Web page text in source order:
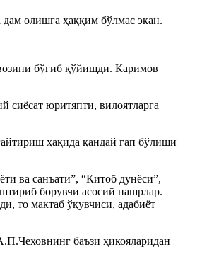
олишга ҳаққим бўлмас экан.
бўғиб қўйишди. Каримов
сиёсат юритяпти, вилоятларга
ҳақида қандай гап бўлиши
ва санъати”, “Китоб дунёси”,
борувчи асосий нашрлар.
то мактаб ўқувчиси, адабиёт
баъзи ҳикояларидан